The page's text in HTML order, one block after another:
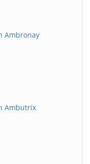
Ambronay
Ambutrix